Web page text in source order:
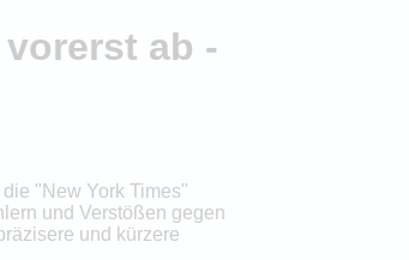
ab -
"New York Times"
und Verstößen gegen
und kürzere